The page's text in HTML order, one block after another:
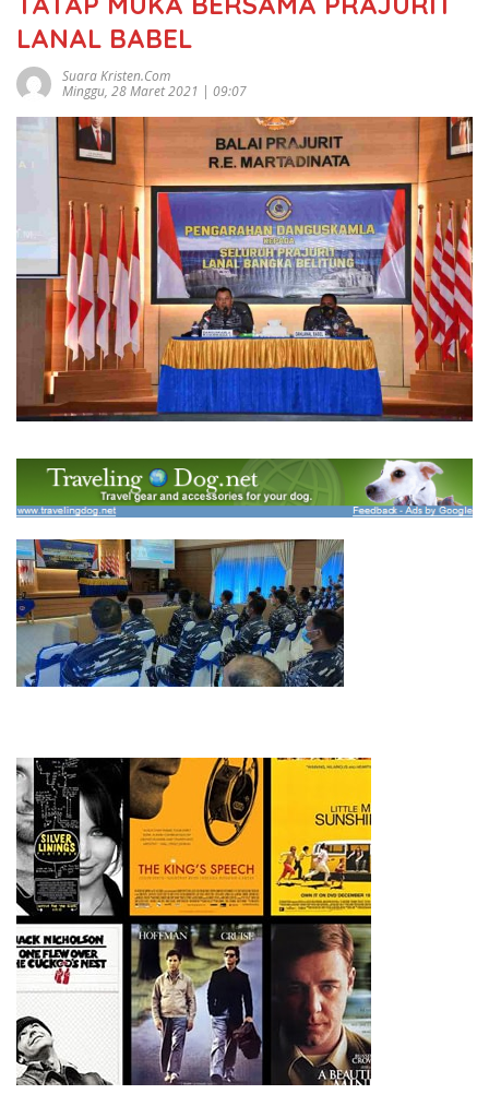
LANAL BABEL
Suara Kristen.com
Minggu, 28 Maret 2021 | 09:07